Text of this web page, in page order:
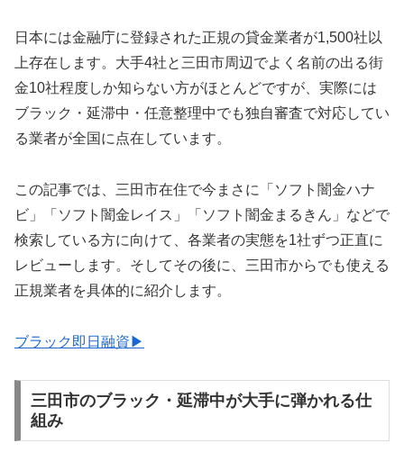
日本には金融庁に登録された正規の貸金業者が1,500社以
上存在します。大手4社と三田市周辺でよく名前の出る街
金10社程度しか知らない方がほとんどですが、実際には
ブラック・延滞中・任意整理中でも独自審査で対応してい
る業者が全国に点在しています。
この記事では、三田市在住で今まさに「ソフト闇金ハナ
ビ」「ソフト闇金レイス」「ソフト闇金まるきん」などで
検索している方に向けて、各業者の実態を1社ずつ正直に
レビューします。そしてその後に、三田市からでも使える
正規業者を具体的に紹介します。
ブラック即日融資▶
三田市のブラック・延滞中が大手に弾かれる仕
組み